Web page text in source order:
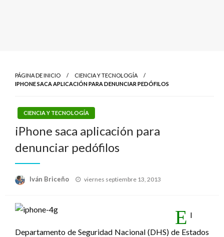
PÁGINA DE INICIO
CIENCIA Y TECNOLOGÍA
IPHONE SACA APLICACIÓN PARA DENUNCIAR PEDÓFILOS
CIENCIA Y TECNOLOGÍA
iPhone saca aplicación para
denunciar pedófilos
Iván Briceño
Publicado
viernes septiembre 13, 2013
E l
Departamento de Seguridad Nacional (DHS) de Estados